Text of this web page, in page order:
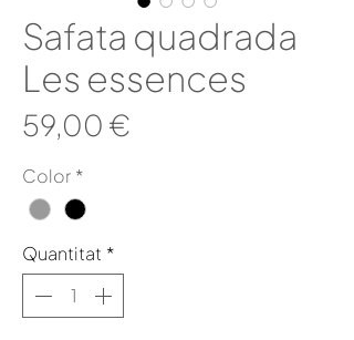
Safata quadrada
Les essences
59,00 €
Color *
Quantitat *